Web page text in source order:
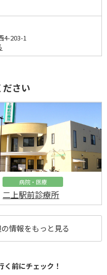
4-203-1
ださい
病院・医療
二上駅前診療所
情報をもっと見る
く前にチェック！